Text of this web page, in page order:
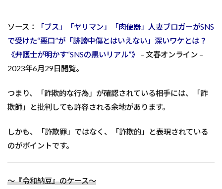
ソース：
「ブス」「ヤリマン」「肉便器」人妻ブロガーがSNS
で受けた“悪口”が「誹謗中傷とはいえない」深いワケとは？
《弁護士が明かす“SNSの黒いリアル”》
– 文春オンライン –
2023年6月29日閲覧。
つまり、「詐欺的な行為」が確認されている相手には、「詐
欺師」と批判しても許容される余地があります。
しかも、「詐欺罪」ではなく、「詐欺的」と表現されている
のがポイントです。
～『令和納豆』のケース～